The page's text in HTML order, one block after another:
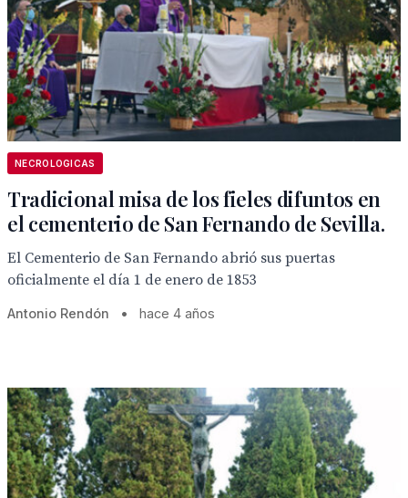
NECROLOGICAS
Tradicional misa de los fieles difuntos en
el cementerio de San Fernando de Sevilla.
El Cementerio de San Fernando abrió sus puertas
oficialmente el día 1 de enero de 1853
Antonio Rendón • hace 4 años